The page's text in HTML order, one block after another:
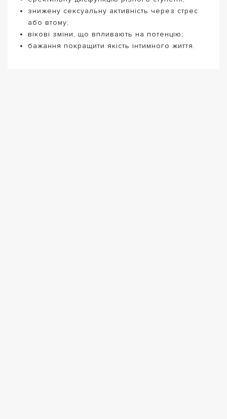
знижену сексуальну активність через стрес
або втому;
вікові зміни, що впливають на потенцію;
бажання покращити якість інтимного життя.